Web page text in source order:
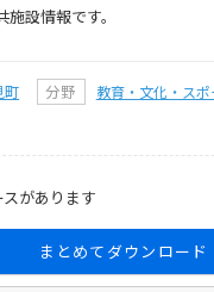
設情報です。
町 分野 教育・文化・ス
があります
まとめてダウンロード